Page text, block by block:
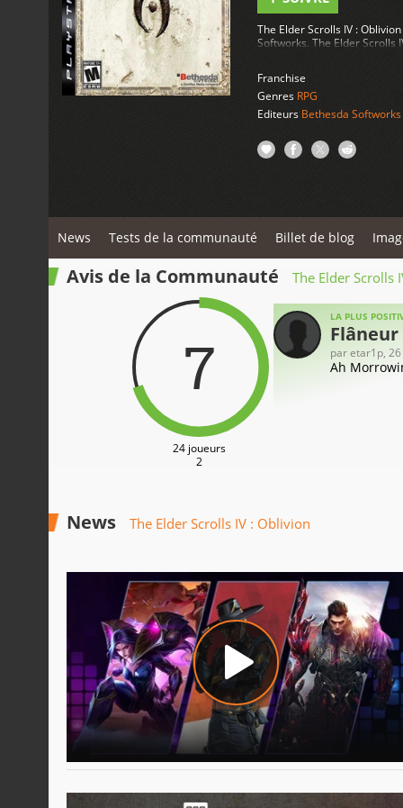
The Elder Scrolls IV :
Softworks. The Elder Scrolls
Franchise
Genres RPG
Editeurs Bethesda Softworks
News Tests de la communauté Billet de blog
Avis de la Communauté The Elder Scrolls
7
24 joueurs
2
LA PLUS
paretar1p,
Ah
News The Elder Scrolls IV : Oblivion